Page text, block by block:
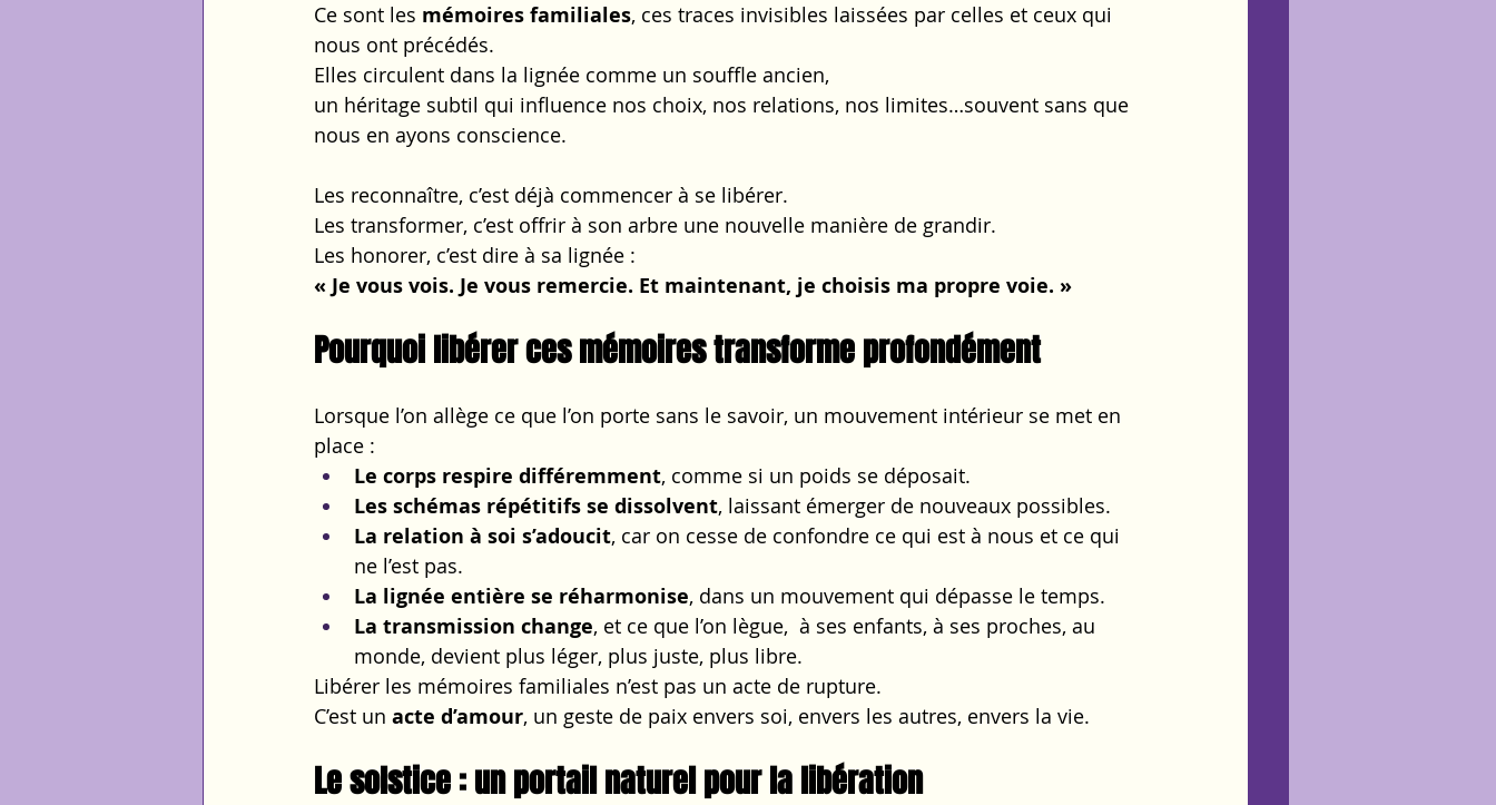
Ce sont les mémoires familiales, ces traces invisibles laissées par celles et ceux qui
nous ont précédés.
Elles circulent dans la lignée comme un souffle ancien,
un héritage subtil qui influence nos choix, nos relations, nos limites…souvent sans que
nous en ayons conscience.
Les reconnaître, c’est déjà commencer à se libérer.
Les transformer, c’est offrir à son arbre une nouvelle manière de grandir.
Les honorer, c’est dire à sa lignée :
« Je vous vois. Je vous remercie. Et maintenant, je choisis ma propre voie. »
Pourquoi libérer ces mémoires transforme profondément
Lorsque l’on allège ce que l’on porte sans le savoir, un mouvement intérieur se met en
place :
Le corps respire différemment, comme si un poids se déposait.
Les schémas répétitifs se dissolvent, laissant émerger de nouveaux possibles.
La relation à soi s’adoucit, car on cesse de confondre ce qui est à nous et ce qui
ne l’est pas.
La lignée entière se réharmonise, dans un mouvement qui dépasse le temps.
La transmission change, et ce que l’on lègue,  à ses enfants, à ses proches, au
monde, devient plus léger, plus juste, plus libre.
Libérer les mémoires familiales n’est pas un acte de rupture.
C’est un acte d’amour, un geste de paix envers soi, envers les autres, envers la vie.
Le solstice : un portail naturel pour la libération